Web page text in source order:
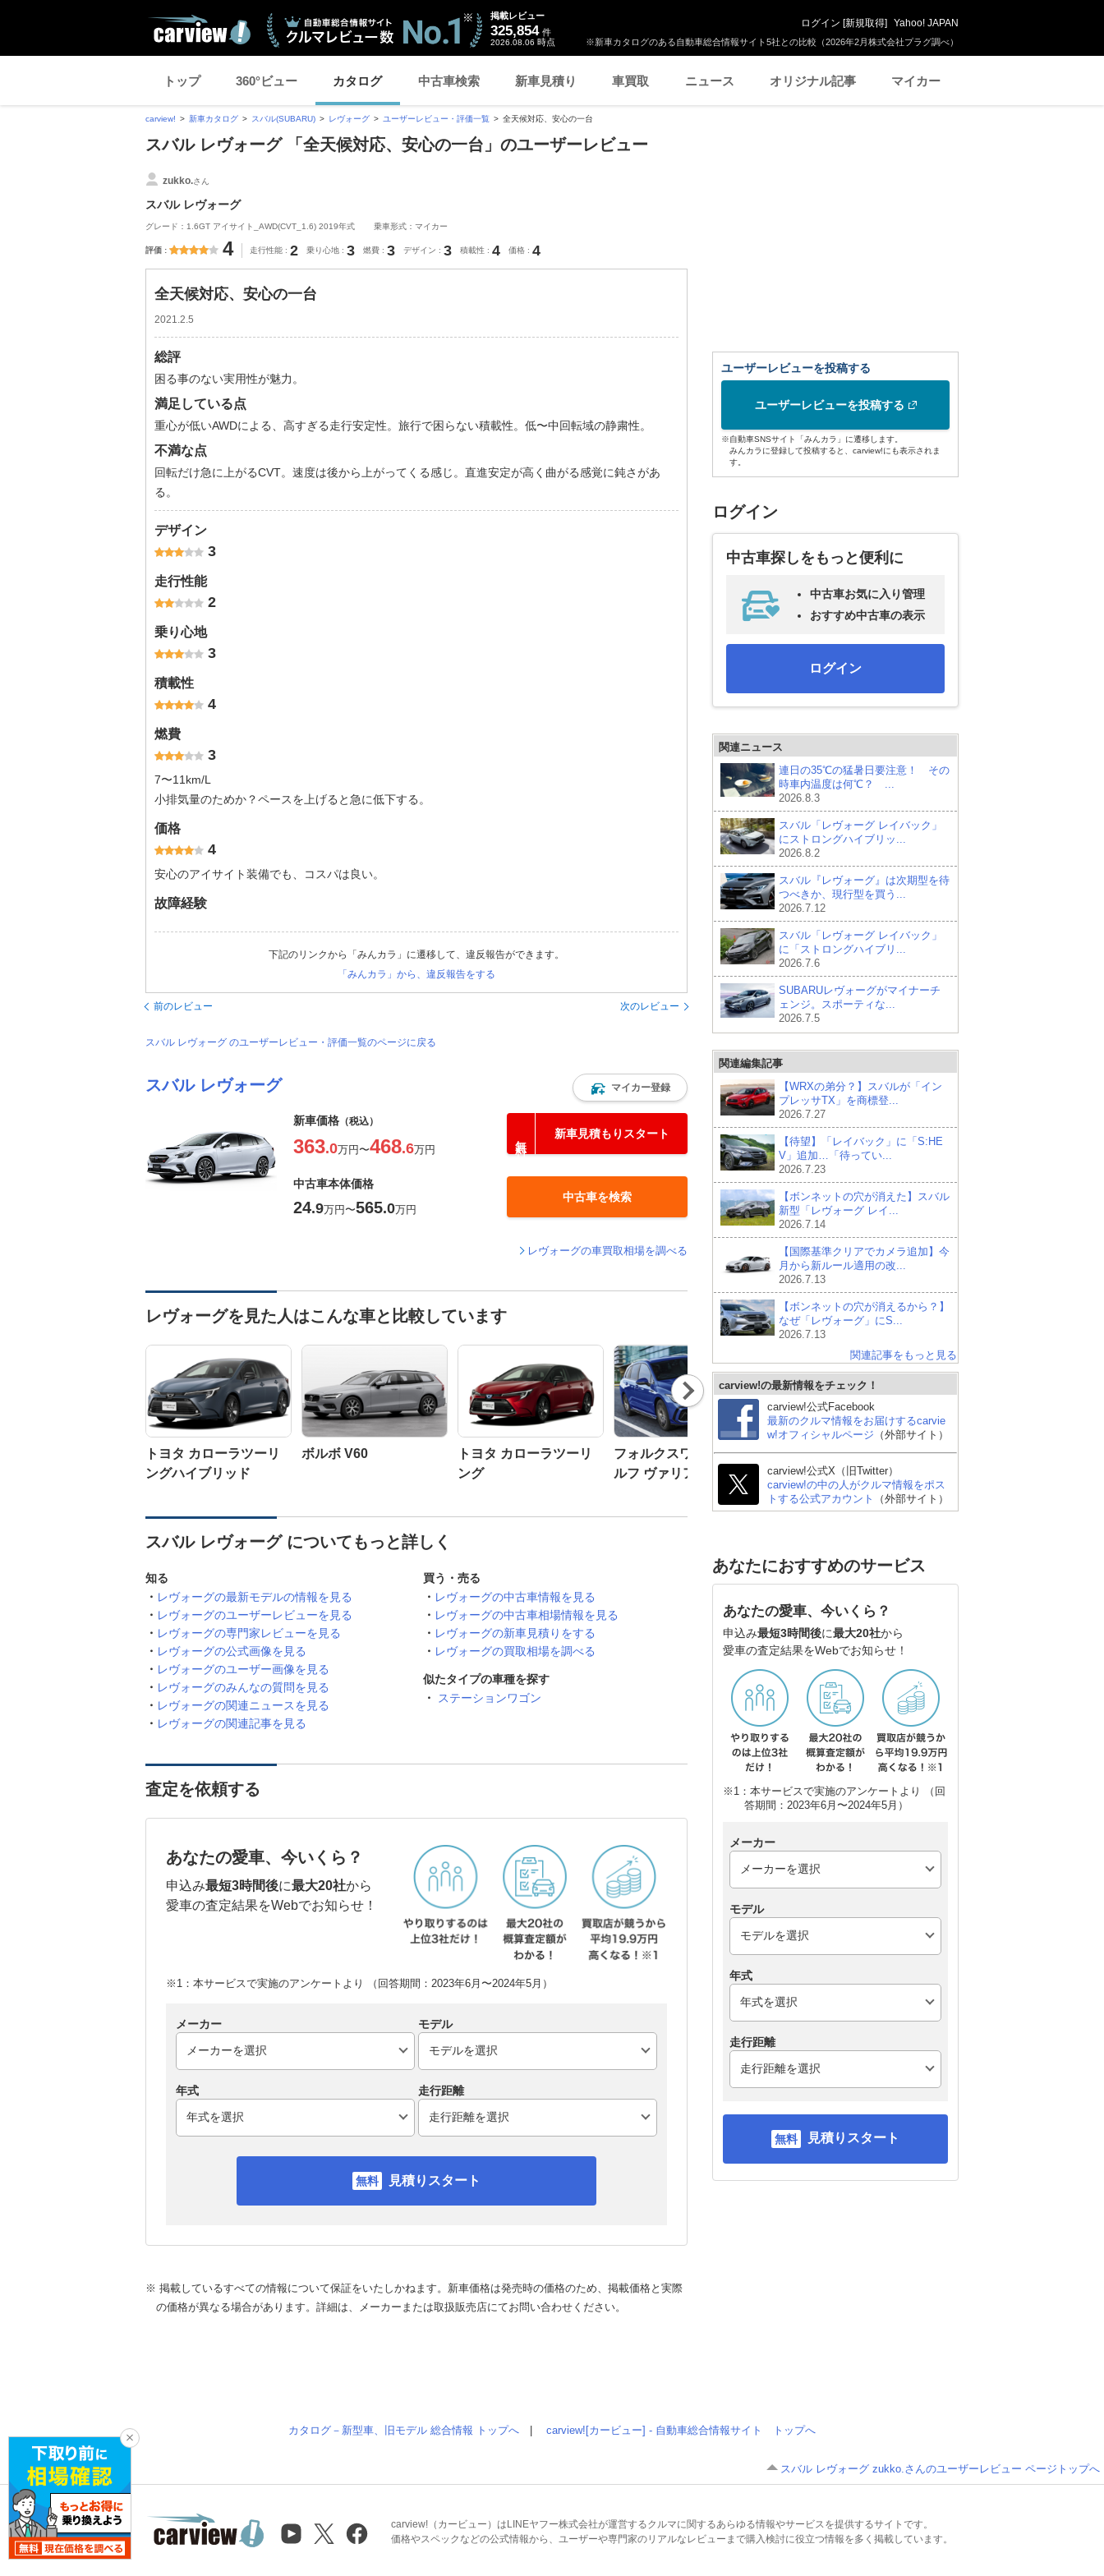
※新車カタログのある自動車総合情報サイト5社との比較（2026年2月株式会社プラグ調べ）
掲載レビュー
325,854 件
2026.08.06 時点
ログイン [新規取得] Yahoo! JAPAN
トップ 360°ビュー カタログ 中古車検索 新車見積り 車買取 ニュース オリジナル記事 マイカー
carview! 新車カタログ スバル(SUBARU) レヴォーグ ユーザーレビュー・評価一覧 全天候対応、安心の一台
スバル レヴォーグ 「全天候対応、安心の一台」のユーザーレビュー
zukko.さん
スバル レヴォーグ
グレード：1.6GT アイサイト_AWD(CVT_1.6) 2019年式 乗車形式：マイカー
評価 4 走行性能 2 乗り心地 3 燃費 3 デザイン 3 積載性 4 価格 4
全天候対応、安心の一台
2021.2.5
総評
困る事のない実用性が魅力。
満足している点
重心が低いAWDによる、高すぎる走行安定性。旅行で困らない積載性。低〜中回転域の静粛性。
不満な点
回転だけ急に上がるCVT。速度は後から上がってくる感じ。直進安定が高く曲がる感覚に鈍さがあ
る。
デザイン
3
走行性能
2
乗り心地
3
積載性
4
燃費
3
7〜11km/L
小排気量のためか？ペースを上げると急に低下する。
価格
4
安心のアイサイト装備でも、コスパは良い。
故障経験
下記のリンクから「みんカラ」に遷移して、違反報告ができます。
「みんカラ」から、違反報告をする
前のレビュー 次のレビュー
スバル レヴォーグ のユーザーレビュー・評価一覧のページに戻る
スバル レヴォーグ マイカー登録
新車価格 （税込）
363.0万円〜468.6万円
新車見積もりスタート
中古車本体価格
24.9万円〜565.0万円
中古車を検索
レヴォーグの車買取相場を調べる
レヴォーグを見た人はこんな車と比較しています
トヨタ カローラツーリ
ングハイブリッド
ボルボ V60
トヨタ カローラツーリ
ング
フォルクスワーゲン ゴ
ルフ ヴァリアント
BMW 3シリーズ ツーリ
ング
メルセデス・ベンツ Eク
ン
Nex
t
スバル レヴォーグ についてもっと詳しく
知る
レヴォーグの最新モデルの情報を見る
レヴォーグのユーザーレビューを見る
レヴォーグの専門家レビューを見る
レヴォーグの公式画像を見る
レヴォーグのユーザー画像を見る
レヴォーグのみんなの質問を見る
レヴォーグの関連ニュースを見る
レヴォーグの関連記事を見る
買う・売る
レヴォーグの中古車情報を見る
レヴォーグの中古車相場情報を見る
レヴォーグの新車見積りをする
レヴォーグの買取相場を調べる
似たタイプの車種を探す
ステーションワゴン
査定を依頼する
あなたの愛車、今いくら？
申込み最短3時間後に最大20社から
愛車の査定結果をWebでお知らせ！
※1：本サービスで実施のアンケートより （回答期間：2023年6月〜2024年5月）
メーカー モデル
年式 走行距離
見積りスタート
※ 掲載しているすべての情報について保証をいたしかねます。新車価格は発売時の価格のため、掲載価格と実際
の価格が異なる場合があります。詳細は、メーカーまたは取扱販売店にてお問い合わせください。
ユーザーレビューを投稿する
ユーザーレビューを投稿する
※自動車SNSサイト「みんカラ」に遷移します。
みんカラに登録して投稿すると、carview!にも表示されま
す。
ログイン
中古車探しをもっと便利に
中古車お気に入り管理
おすすめ中古車の表示
ログイン
関連ニュース
連日の35℃の猛暑日要注意！ その
時車内温度は何℃？ ...
2026.8.3
スバル「レヴォーグ レイバック」
にストロングハイブリッ...
2026.8.2
スバル『レヴォーグ』は次期型を待
つべきか、現行型を買う...
2026.7.12
スバル「レヴォーグ レイバック」
に「ストロングハイブリ...
2026.7.6
SUBARUレヴォーグがマイナーチ
ェンジ。スポーティな...
2026.7.5
関連編集記事
【WRXの弟分？】スバルが「イン
プレッサTX」を商標登...
2026.7.27
【待望】「レイバック」に「S:HE
V」追加…「待ってい...
2026.7.23
【ボンネットの穴が消えた】スバル
新型「レヴォーグ レイ...
2026.7.14
【国際基準クリアでカメラ追加】今
月から新ルール適用の改...
2026.7.13
【ボンネットの穴が消えるから？】
なぜ「レヴォーグ」にS...
2026.7.13
関連記事をもっと見る
carview!の最新情報をチェック！
carview!公式Facebook
最新のクルマ情報をお届けするcarvie
w!オフィシャルページ （外部サイト）
carview!公式X（旧Twitter）
carview!の中の人がクルマ情報をポス
トする公式アカウント
（外部サイト）
あなたにおすすめのサービス
あなたの愛車、今いくら？
申込み最短3時間後に最大20社から
愛車の査定結果をWebでお知らせ！
※1：本サービスで実施のアンケートより （回
答期間：2023年6月〜2024年5月）
メーカー
モデル
年式
走行距離
見積りスタート
カタログ－新型車、旧モデル 総合情報 トップへ carview![カービュー] - 自動車総合情報サイト トップへ
スバル レヴォーグ zukko.さんのユーザーレビュー ページトップへ
carview!（カービュー）はLINEヤフー株式会社が運営するクルマに関するあらゆる情報やサービスを提供するサイトです。
価格やスペックなどの公式情報から、ユーザーや専門家のリアルなレビューまで購入検討に役立つ情報を多く掲載しています。